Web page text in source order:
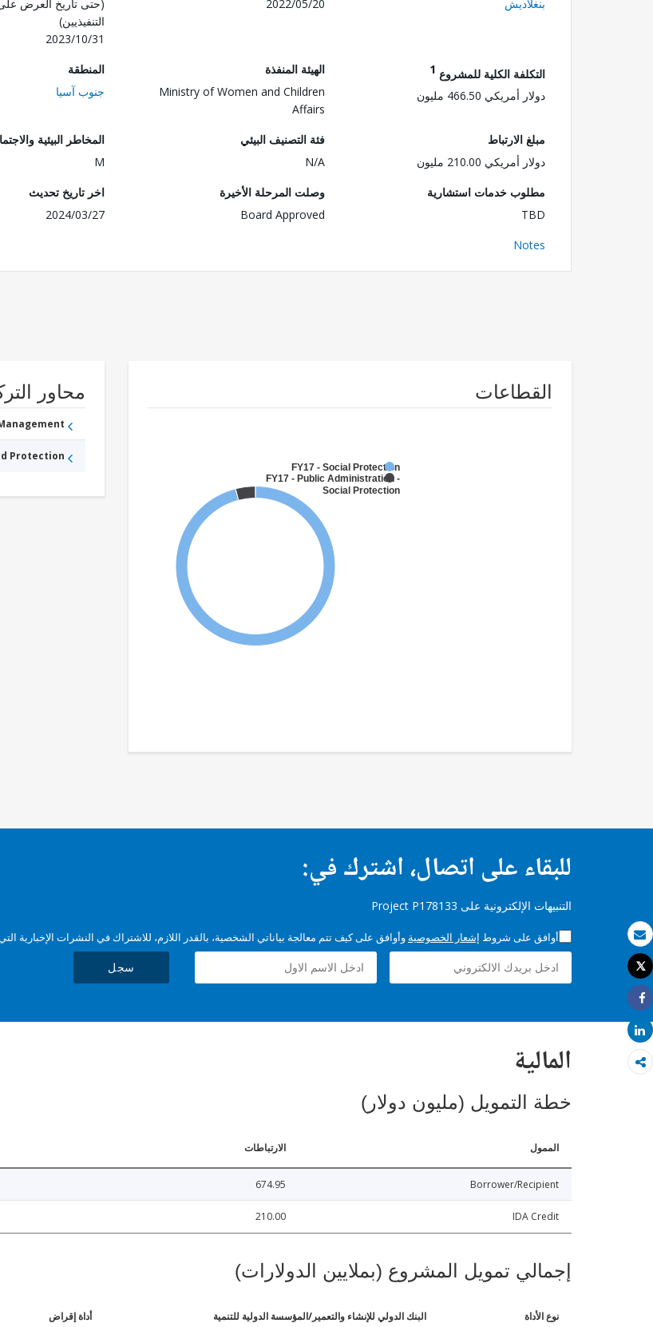
بريد الكتروني
طباعة
Tweet
Share
Share
بنغلاديش
2022/05/20
(حتى تاريخ العرض
التنفيذيين)
2023/10/31
التكلفة الكلية للمشروع 1
دولار أمريكي 466.50 مليون
الهيئة المنفذة
Ministry of Women and Children
Affairs
المنطقة
جنوب آسيا
مبلغ الارتباط
دولار أمريكي 210.00 مليون
فئة التصنيف البيئي
N/A
المخاطر البيئية
M
مطلوب خدمات استشارية
TBD
وصلت المرحلة الأخيرة
Board Approved
اخر تاريخ تحديث
2024/03/27
Notes
القطاعات
FY17 - Social Protection
FY17 - Public Administration -
Social Protection
محاور
Protection
للبقاء على اتصال، اشترك في:
التنبيهات الإلكترونية على Project P178133
أوافق على شروط إشعار الخصوصية وأوافق على كيف تتم معالجة بياناتي الشخصية، بالقدر اللازم، للاشتراك في النشرات الإخبارية
سجل
المالية
خطة التمويل (مليون دولار)
الممول الارتباطات
Borrower/Recipient
674.95
IDA Credit
210.00
إجمالي تمويل المشروع (بملايين الدولارات)
نوع الأداة البنك الدولي للإنشاء والتعمير/المؤسسة الدولية للتنمية أداة إقراض